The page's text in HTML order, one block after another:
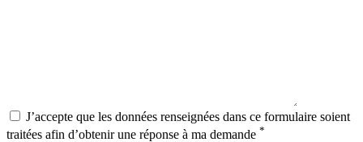
J’accepte que les données renseignées dans ce formulaire soient
traitées afin d’obtenir une réponse à ma demande *